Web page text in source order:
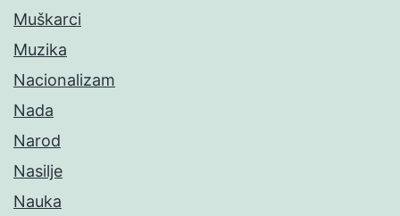
Muškarci
Muzika
Nacionalizam
Nada
Narod
Nasilje
Nauka